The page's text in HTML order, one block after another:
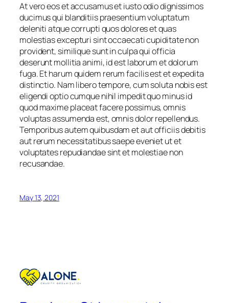
At vero eos et accusamus et iusto odio dignissimos
ducimus qui blanditiis praesentium voluptatum
deleniti atque corrupti quos dolores et quas
molestias excepturi sint occaecati cupiditate non
provident, similique sunt in culpa qui officia
deserunt mollitia animi, id est laborum et dolorum
fuga. Et harum quidem rerum facilis est et expedita
distinctio. Nam libero tempore, cum soluta nobis est
eligendi optio cumque nihil impedit quo minus id
quod maxime placeat facere possimus, omnis
voluptas assumenda est, omnis dolor repellendus.
Temporibus autem quibusdam et aut officiis debitis
aut rerum necessitatibus saepe eveniet ut et
voluptates repudiandae sint et molestiae non
recusandae.
May 13, 2021